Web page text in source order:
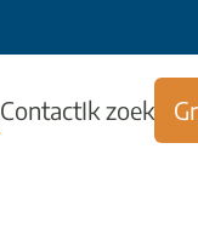
ContactIk zoek